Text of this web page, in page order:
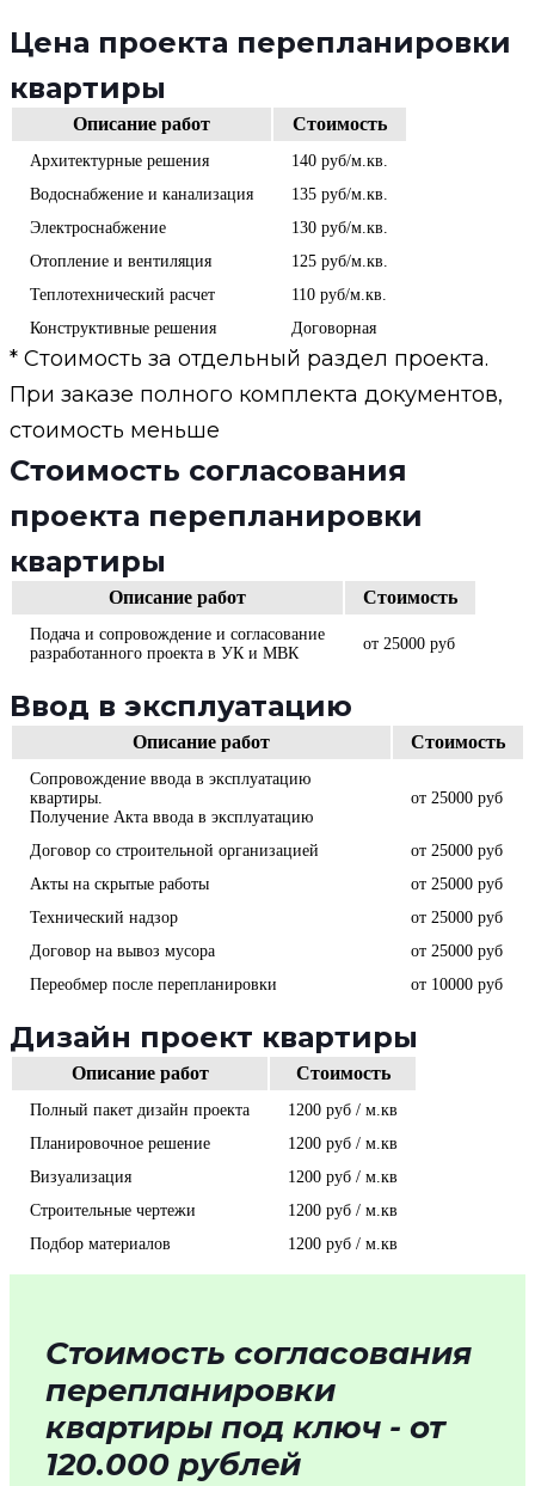
Цена проекта перепланировки
квартиры
Описание работ Стоимость
Архитектурные решения
140 руб/м.кв.
Водоснабжение и канализация
135 руб/м.кв.
Электроснабжение
130 руб/м.кв.
Отопление и вентиляция
125 руб/м.кв.
Теплотехнический расчет
110 руб/м.кв.
Конструктивные решения
Договорная
* Стоимость за отдельный раздел проекта.
При заказе полного комплекта документов,
стоимость меньше
Стоимость согласования
проекта перепланировки
квартиры
Описание работ Стоимость
Подача и сопровождение и согласование
разработанного проекта в УК и МВК
от 25000 руб
Ввод в эксплуатацию
Описание работ Стоимость
Сопровождение ввода в эксплуатацию
квартиры.
Получение Акта ввода в эксплуатацию
от 25000 руб
Договор со строительной организацией
от 25000 руб
Акты на скрытые работы
от 25000 руб
Технический надзор
от 25000 руб
Договор на вывоз мусора
от 25000 руб
Переобмер после перепланировки
от 10000 руб
Дизайн проект квартиры
Описание работ Стоимость
Полный пакет дизайн проекта
1200 руб / м.кв
Планировочное решение
1200 руб / м.кв
Визуализация
1200 руб / м.кв
Строительные чертежи
1200 руб / м.кв
Подбор материалов
1200 руб / м.кв
Стоимость согласования
перепланировки
квартиры под ключ - от
120.000 рублей​